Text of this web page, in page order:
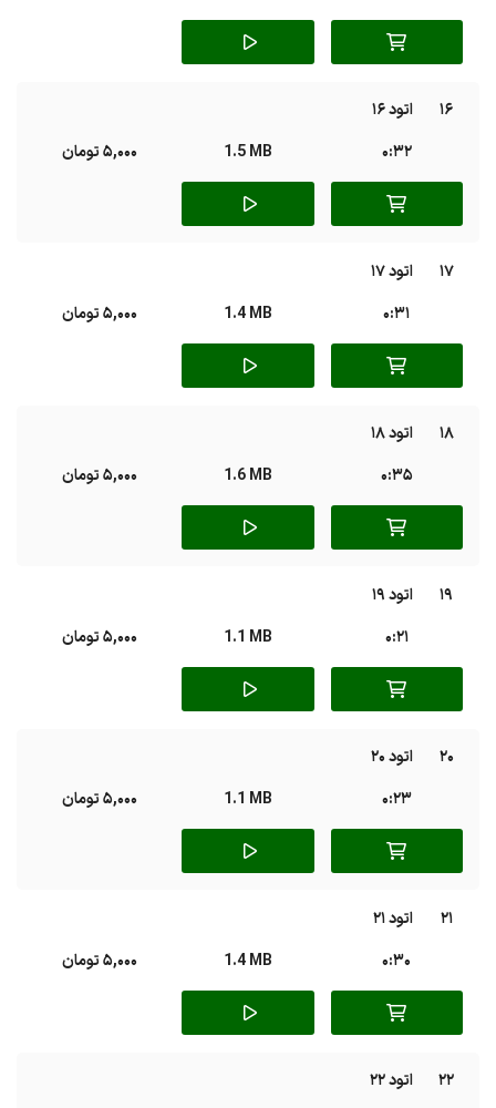
16
اتود 16
0:32
1.5 MB 5,000 تومان
17
اتود 17
0:31
1.4 MB 5,000 تومان
18
اتود 18
0:35
1.6 MB 5,000 تومان
19
اتود 19
0:21
1.1 MB 5,000 تومان
20
اتود 20
0:23
1.1 MB 5,000 تومان
21
اتود 21
0:30
1.4 MB 5,000 تومان
22
اتود 22